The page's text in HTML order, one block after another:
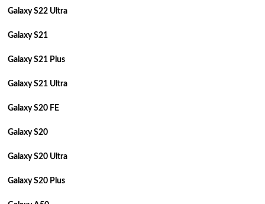
Galaxy S22 Ultra
Galaxy S21
Galaxy S21 Plus
Galaxy S21 Ultra
Galaxy S20 FE
Galaxy S20
Galaxy S20 Ultra
Galaxy S20 Plus